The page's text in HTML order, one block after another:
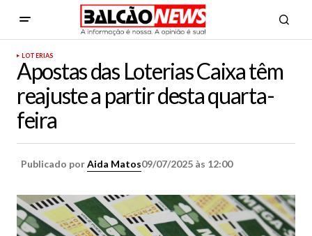
LOTERIAS
Apostas das Loterias Caixa têm
reajuste a partir desta quarta-
feira
Publicado porAida Matos09/07/2025 às 12:00